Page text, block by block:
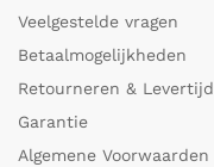
Veelgestelde vragen
Betaalmogelijkheden
Retourneren & Levertijd
Garantie
Algemene Voorwaarden